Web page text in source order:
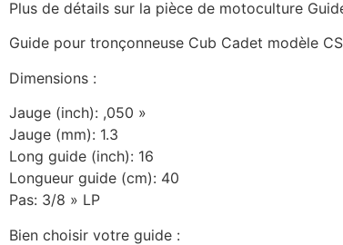
Plus de détails sur la pièce de motoculture
Guide pour tronçonneuse Cub Cadet modèle
Dimensions :
Jauge (inch): ,050 »
Jauge (mm): 1.3
Long guide (inch): 16
Longueur guide (cm): 40
Pas: 3/8 » LP
Bien choisir votre guide :